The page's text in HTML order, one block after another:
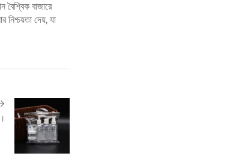
বৈশ্বিক বাজারে
দেয়, যা